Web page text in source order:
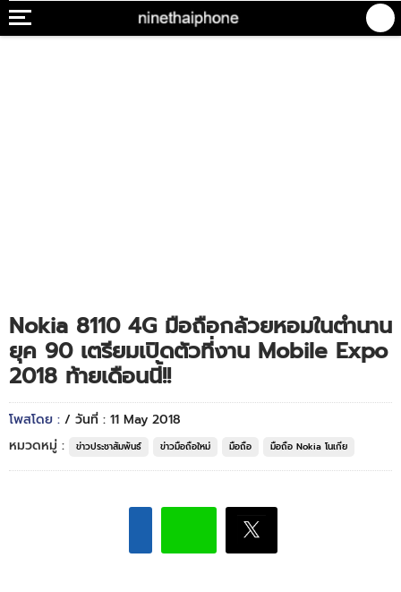
Nokia 8110 4G มือถือกล้วยหอมในตำนาน
ยุค 90 เตรียมเปิดตัวที่งาน Mobile Expo
2018 ท้ายเดือนนี้!!
โพสโดย : / วันที่ : 11 May 2018
หมวดหมู่ :
ข่าวประชาสัมพันธ์ ข่าวมือถือใหม่ มือถือ มือถือ Nokia โนเกีย